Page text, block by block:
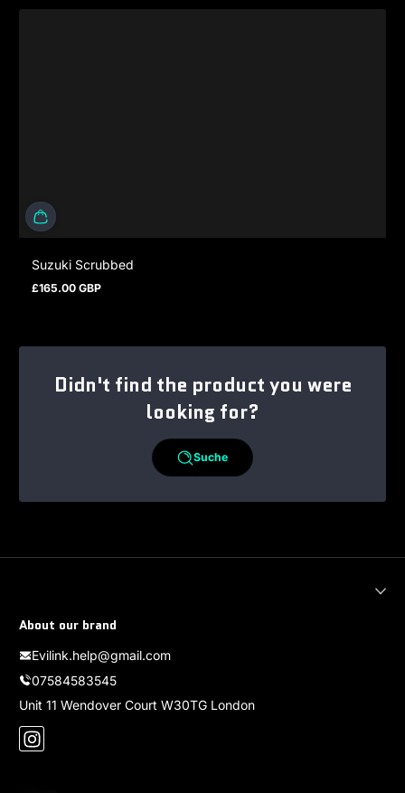
Suzuki Scrubbed
Regulärer Preis
£165.00 GBP
Didn't find the product you were
looking for?
Suche
About our brand
Evilink.help@gmail.com
07584583545
Unit 11 Wendover Court W30TG London
Instagram